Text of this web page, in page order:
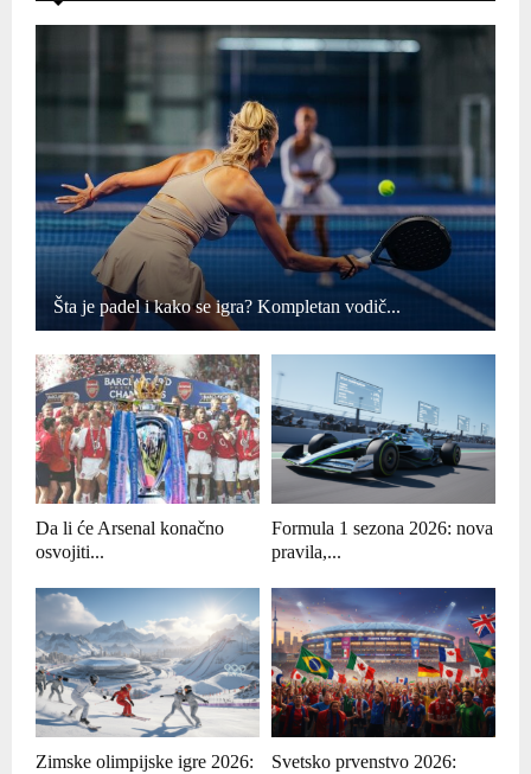
Šta je padel i kako se igra? Kompletan vodič...
Da li će Arsenal konačno
osvojiti...
Formula 1 sezona 2026: nova
pravila,...
Zimske olimpijske igre 2026:
Svetsko prvenstvo 2026: